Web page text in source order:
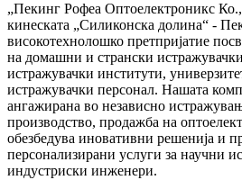
„Пекинг Рофеа Оптоелектроникс
кинеската „Силиконска долина“ -
високотехнолошко претпријатие
на домашни и странски
истражувачки институти,
истражувачки персонал. Нашата
ангажирана во независно
производство, продажба на
обезбедува иновативни решенија и
персонализирани услуги за научни
индустриски инженери.